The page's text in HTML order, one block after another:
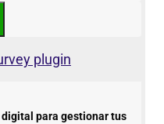
plugin
para gestionar tus